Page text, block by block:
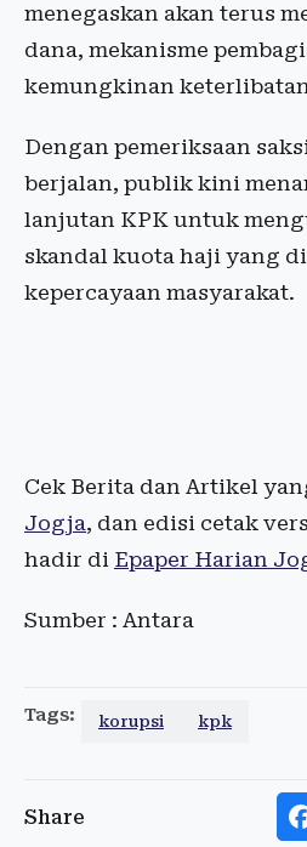
menegaskan akan terus
dana, mekanisme
kemungkinan
Dengan pemeriksaan
berjalan, publik kini
lanjutan KPK untuk
skandal kuota haji yang
kepercayaan masyarakat.
Cek Berita dan Artikel
Jogja, dan edisi cetak
hadir di Epaper Harian
Sumber : Antara
Tags: korupsi kpk
Share